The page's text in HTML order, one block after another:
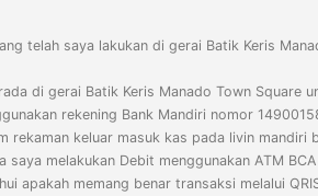
telah saya lakukan di gerai Batik Keris
di gerai Batik Keris Manado Town Square
rekening Bank Mandiri nomor
rekaman keluar masuk kas pada livin
melakukan Debit menggunakan ATM
apakah memang benar transaksi melalui